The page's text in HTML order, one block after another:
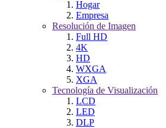
Hogar
Empresa
Resolución de Imagen
Full HD
4K
HD
WXGA
XGA
Tecnología de Visualización
LCD
LED
DLP